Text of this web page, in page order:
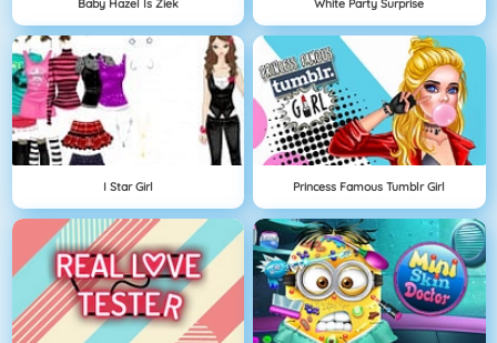
I Star Girl Princess Famous Tumblr Girl